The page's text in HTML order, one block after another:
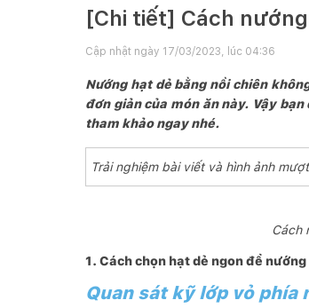
[Chi tiết] Cách
Cập nhật ngày 17/03/2023, lúc 04:36
Nướng hạt dẻ bằng nồi chiên
đơn giản của món ăn này. Vậy
tham khảo ngay nhé.
Trải nghiệm bài viết và hình ảnh
Cách
1. Cách chọn hạt dẻ ngon để
Quan sát kỹ lớp vỏ phía